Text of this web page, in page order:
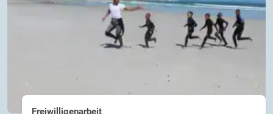
Freiwilligenarbeit